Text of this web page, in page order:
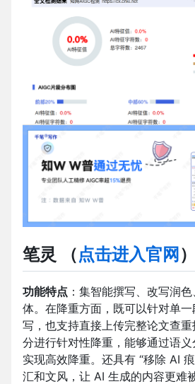
笔灵 （点击进入官网 ）
功能特点 ：集智能撰写、改写润
体。在降重方面，既可以针对单
写，也支持直接上传完整论文查
分进行针对性降重，能够通过语义
实现高效降重。还具有 “移除 AI
汇和文风，让 AI 生成的内容更难